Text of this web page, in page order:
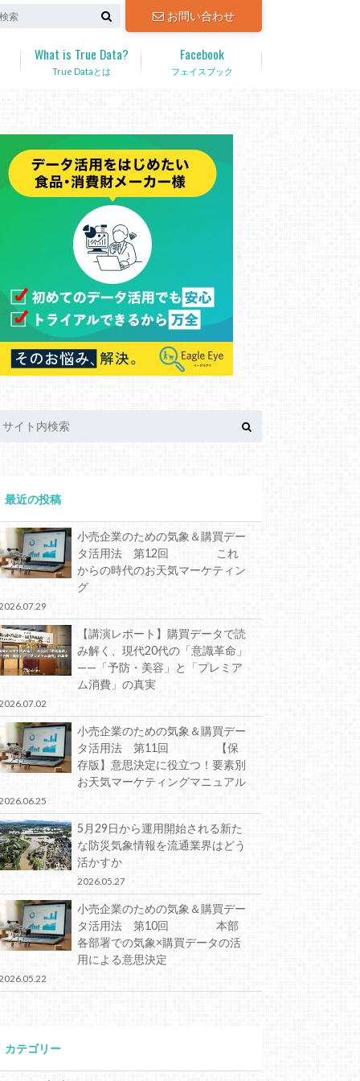
お問い合わせ
True Dataとは
What is True Data?
フェイスブック
Facebook
最近の投稿
小売企業のための気象＆購買デー
タ活用法 第12回 これ
からの時代のお天気マーケティン
グ
【講演レポート】購買データで読
み解く、現代20代の「意識革命」
——「予防・美容」と「プレミア
ム消費」の真実
小売企業のための気象＆購買デー
タ活用法 第11回 【保
存版】意思決定に役立つ！要素別
お天気マーケティングマニュアル
5月29日から運用開始される新た
な防災気象情報を流通業界はどう
活かすか
2026.05.27
小売企業のための気象＆購買デー
タ活用法 第10回 本部
各部署での気象×購買データの活
用による意思決定
カテゴリー